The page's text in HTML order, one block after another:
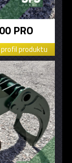
PRO
profil produktu